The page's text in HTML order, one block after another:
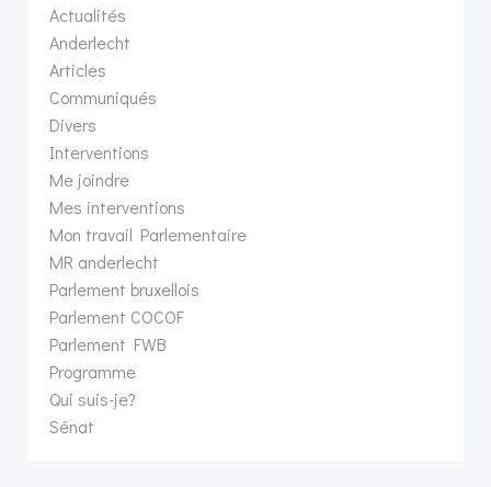
Actualités
Anderlecht
Articles
Communiqués
Divers
Interventions
Me joindre
Mes interventions
Mon travail Parlementaire
MR anderlecht
Parlement bruxellois
Parlement COCOF
Parlement FWB
Programme
Qui suis-je?
Sénat